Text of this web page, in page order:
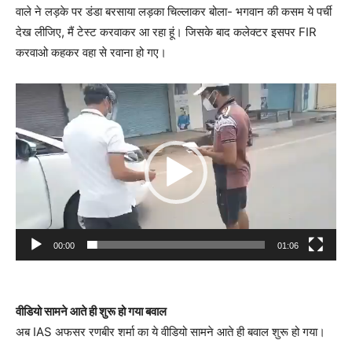
वाले ने लड़के पर डंडा बरसाया लड़का चिल्लाकर बोला- भगवान की कसम ये पर्ची
देख लीजिए, मैं टेस्ट करवाकर आ रहा हूं। जिसके बाद कलेक्टर इसपर FIR
करवाओ कहकर वहा से रवाना हो गए।
Player
00:00 01:06
वीडियो सामने आते ही शुरू हो गया बवाल
अब IAS अफसर रणबीर शर्मा का ये वीडियो सामने आते ही बवाल शुरू हो गया।